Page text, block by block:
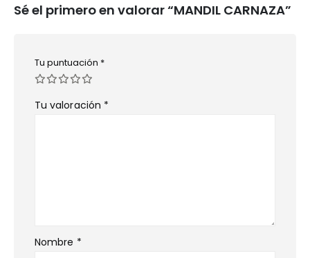
Sé el primero en valorar “MANDIL CARNAZA”
Tu puntuación *
Tu valoración *
Nombre *